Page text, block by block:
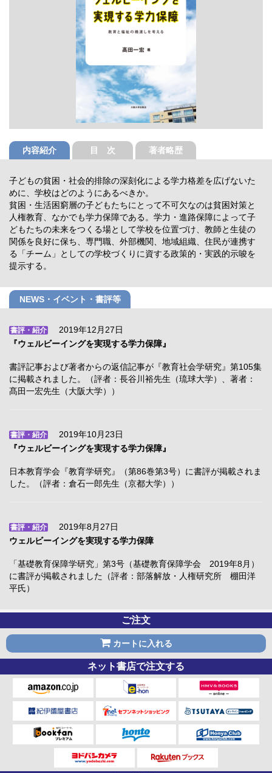
内容紹介 目 次 著者略歴
子どもの貧困・社会的排除の深刻化による学力格差を広げないた
めに、学校はどのようにあるべきか。
貧困・生活困窮層の子どもたちにとって不可欠なのは貧困対策と
人権教育、なかでも学力保障である。学力・進路保障によって子
どもたちの未来をつくる場として学校を位置づけ、教師と生徒の
関係を良好に保ち、専門職、外部機関、地域組織、住民が連携す
る「チーム」としての学校づくりに資する政策的・実践的示唆を
提示する。
NEWS・イベント・書評等
書評・紹介
2019年12月27日
『ウェルビーイングを実現する学力保障』
書評記事および著者からの返信記事が『教育社会学研究』第105集
に掲載されました。（評者：長谷川裕先生（琉球大学）、著者：
髙田一宏先生（大阪大学））
書評・紹介
2019年10月23日
『ウェルビーイングを実現する学力保障』
日本教育学会『教育学研究』（第86巻第3号）に書評が掲載されま
した。（評者：倉石一郎先生（京都大学））
書評・紹介
2019年8月27日
ウェルビーイングを実現する学力保障
「基礎教育保障学研究」第3号（基礎教育保障学会 2019年8月）
に書評が掲載されました（評者：部落解放・人権研究所 棚田洋
平氏）
ご注文
カートに入れる
ネット書店で注文する